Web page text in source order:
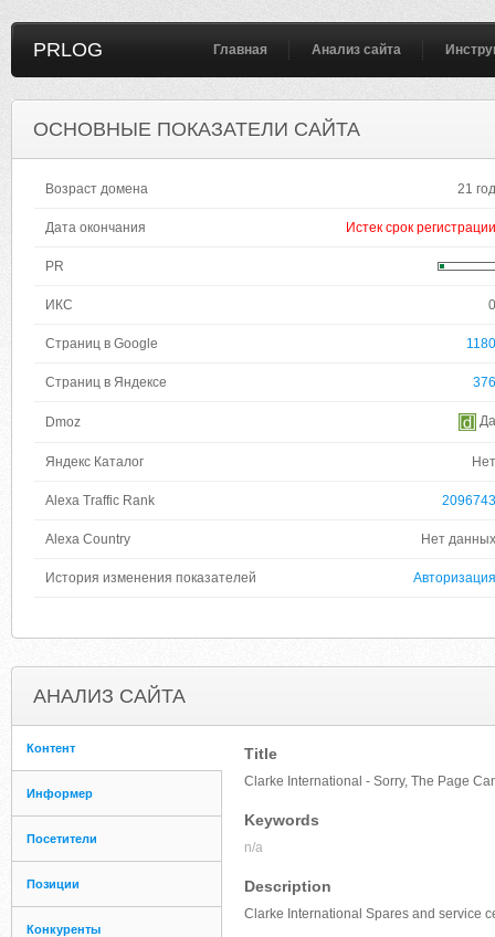
PRLOG Главная Анализ сайта
ОСНОВНЫЕ ПОКАЗАТЕЛИ САЙТА
Возраст домена 21 год
Дата окончания Истек срок регистрации
PR
ИКС 0
Страниц в Google 1180
Страниц в Яндексе 376
Dmoz Да
Яндекс Каталог Нет
Alexa Traffic Rank 2096743
Alexa Country Нет данных
История изменения показателей Авторизация
АНАЛИЗ САЙТА
Контент
Информер
Посетители
Позиции
Конкуренты
Title
Clarke International - Sorry, The Page
Keywords
n/a
Description
Clarke International Spares and service